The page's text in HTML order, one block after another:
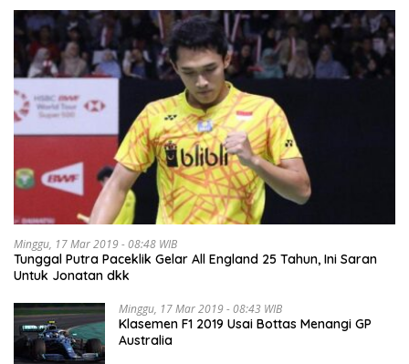
Minggu, 17 Mar 2019 - 08:48 WIB
Tunggal Putra Paceklik Gelar All England 25 Tahun, Ini Saran
Untuk Jonatan dkk
Minggu, 17 Mar 2019 - 08:43 WIB
Klasemen F1 2019 Usai Bottas Menangi GP
Australia